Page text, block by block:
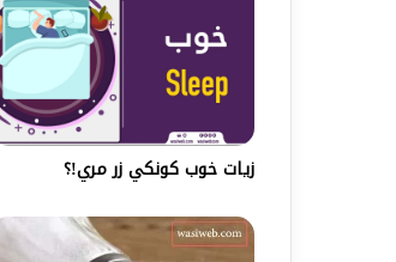
زیات خوب کونکي زر مري!؟